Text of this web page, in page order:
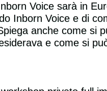
Voice sarà in
Inborn Voice e di
anche come si
e come si